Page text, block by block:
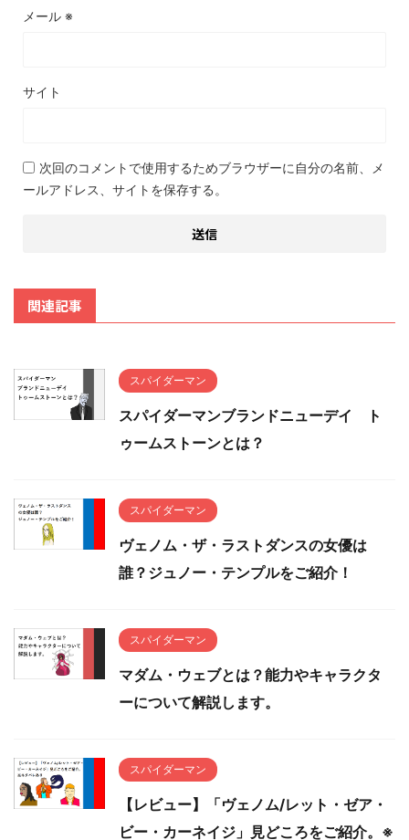
メール ※
サイト
次回のコメントで使用するためブラウザーに自分の名前、メ
ールアドレス、サイトを保存する。
関連記事
スパイダーマン
スパイダーマンブランドニューデイ ト
ゥームストーンとは？
スパイダーマン
ヴェノム・ザ・ラストダンスの女優は
誰？ジュノー・テンプルをご紹介！
スパイダーマン
マダム・ウェブとは？能力やキャラクタ
ーについて解説します。
スパイダーマン
【レビュー】「ヴェノム/レット・ゼア・
ビー・カーネイジ」見どころをご紹介。※